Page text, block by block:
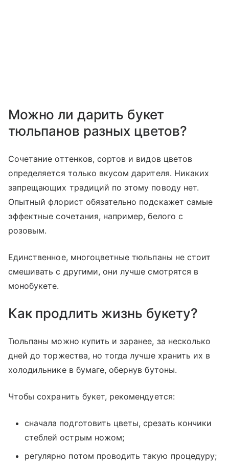
Можно ли дарить букет
тюльпанов разных цветов?
Сочетание оттенков, сортов и видов цветов
определяется только вкусом дарителя. Никаких
запрещающих традиций по этому поводу нет.
Опытный флорист обязательно подскажет самые
эффектные сочетания, например, белого с
розовым.
Единственное, многоцветные тюльпаны не стоит
смешивать с другими, они лучше смотрятся в
монобукете.
Как продлить жизнь букету?
Тюльпаны можно купить и заранее, за несколько
дней до торжества, но тогда лучше хранить их в
холодильнике в бумаге, обернув бутоны.
Чтобы сохранить букет, рекомендуется:
сначала подготовить цветы, срезать кончики
стеблей острым ножом;
регулярно потом проводить такую процедуру;